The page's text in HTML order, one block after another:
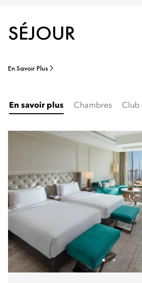
SÉJOUR
En Savoir Plus
En savoir plus Chambres Club